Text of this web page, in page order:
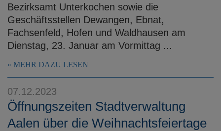
Bezirksamt Unterkochen sowie die
Geschäftsstellen Dewangen, Ebnat,
Fachsenfeld, Hofen und Waldhausen am
Dienstag, 23. Januar am Vormittag ...
MEHR DAZU LESEN
07.12.2023
Öffnungszeiten Stadtverwaltung
Aalen über die Weihnachtsfeiertage